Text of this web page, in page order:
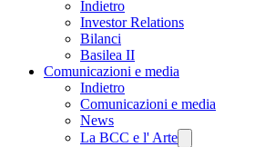
Indietro
Investor Relations
Bilanci
Basilea II
Comunicazioni e media
Indietro
Comunicazioni e media
News
La BCC e l' Arte